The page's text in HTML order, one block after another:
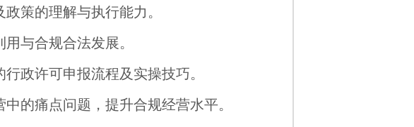
策的理解与执行能力。
与合规合法发展。
政许可申报流程及实操技巧。
的痛点问题，提升合规经营水平。